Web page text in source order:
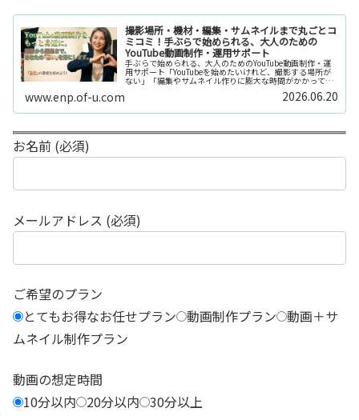
撮影場所・機材・編集・サムネイルまで丸ごとコ
ミコミ！手ぶらで始められる、大人のための
YouTube動画制作・運用サポート
手ぶらで始められる、大人のためのYouTube動画制作・運
用サポート「YouTubeを始めたいけれど、撮影する場所が
ない」「編集やサムネイル作りに膨大な時間がかかって長
続きしない」「機材を揃えるだけで何万円もかかってしま
www.enp.of-u.com 2026.06.20
お名前 (必須)
メールアドレス (必須)
ご希望のプラン
とてもお得なお任せプラン 動画制作プラン 動画＋サ
ムネイル制作プラン
動画の想定時間
10分以内
20分以内 30分以上